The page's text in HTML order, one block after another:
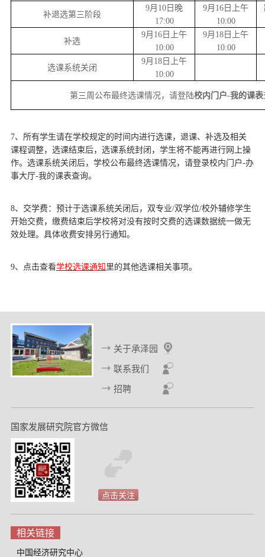
补退选第三阶段
9月10日晚
17:00
9月16日上午
10:00
补选
9月16日上午
10:00
9月18日上午
10:00
选课系统关闭
9月18日上午
10:00
第三周公布最终选课情况，请登陆校内门户-我的课表
7、所有学生请在学校规定的时间内进行选课，退课、补选及相关
课程调整，选课结束后，选课系统封闭，学生将不能再进行网上操
作。选课系统关闭后，学校公布最终选课情况，请登录校内门户-办
事大厅-我的课表查询。
8、交学费：预计于选课系统关闭后，双专业/双学位/校外辅修学生
开始交费，缴费结束后学校将对没有按时交费的选课数据统一做无
效处理。具体收费安排另行通知。
9、点击查看学校选课通知 里的其他选课相关事项。
关于承泽园
联系我们
招聘
国家发展研究院官方微信
点击关注
相关链接
中国经济研究中心